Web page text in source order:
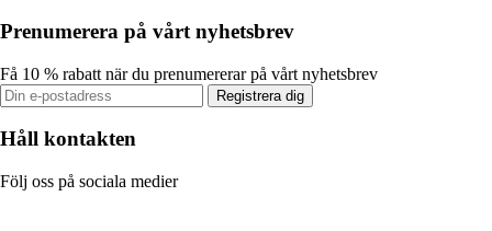
Prenumerera på vårt nyhetsbrev
Få 10 % rabatt när du prenumererar på vårt nyhetsbrev
Registrera dig
Håll kontakten
Följ oss på sociala medier